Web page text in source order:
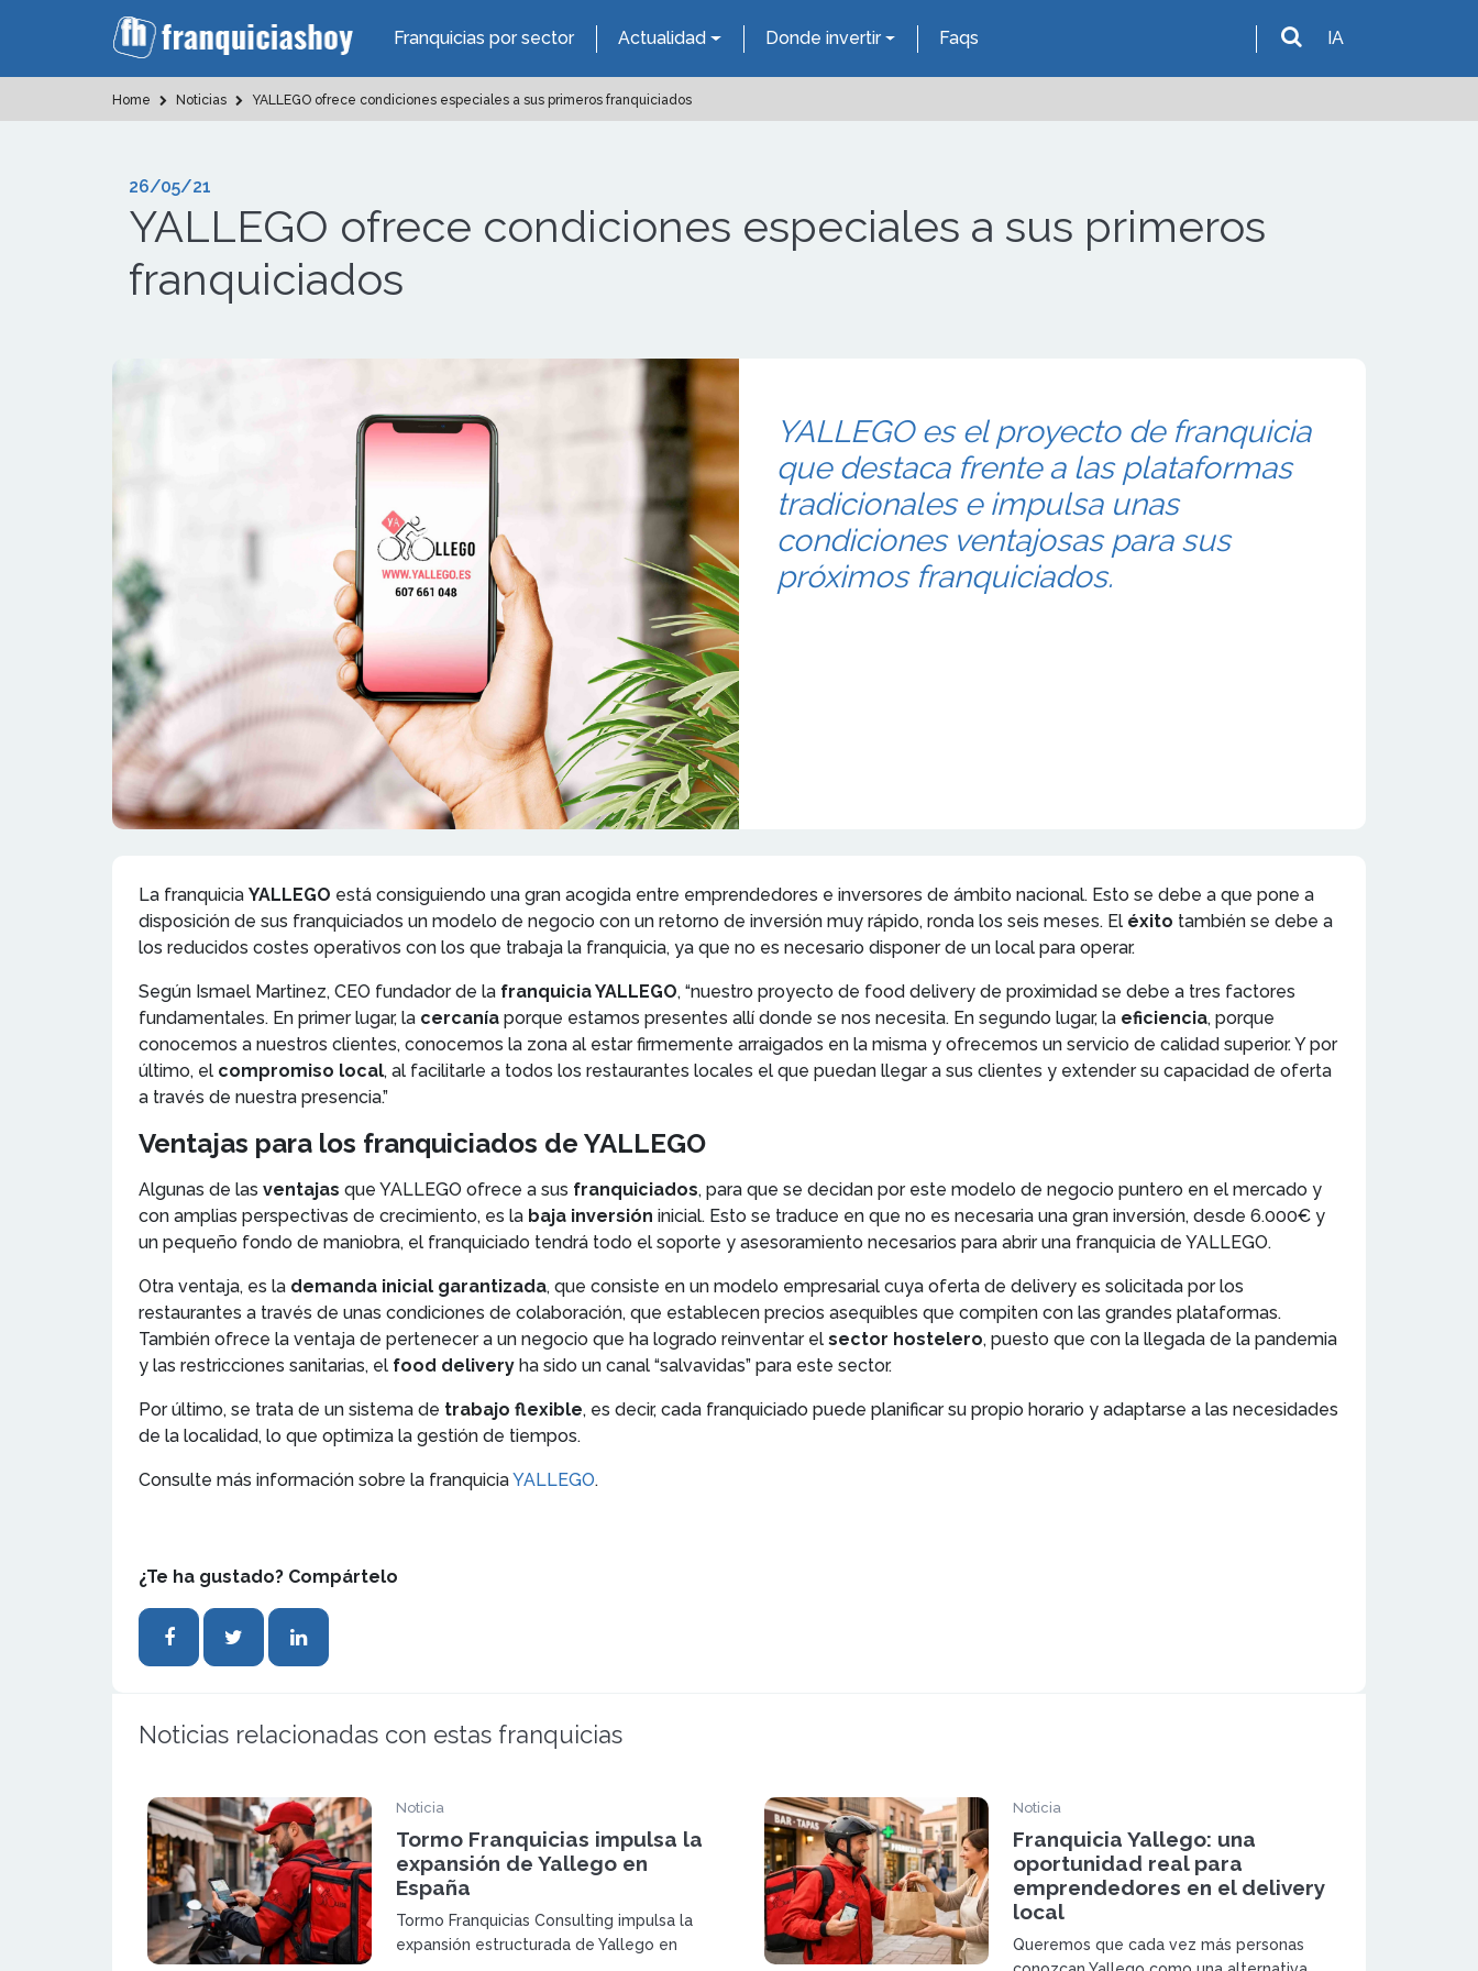
Franquicias por sector Actualidad Donde invertir Faqs IA
Home Noticias YALLEGO ofrece condiciones especiales a sus primeros franquiciados
26/05/21
YALLEGO ofrece condiciones especiales a sus primeros
franquiciados
YALLEGO es el proyecto de franquicia
que destaca frente a las plataformas
tradicionales e impulsa unas
condiciones ventajosas para sus
próximos franquiciados.
La franquicia YALLEGO está consiguiendo una gran acogida entre emprendedores e inversores de ámbito nacional. Esto se debe a que pone a
disposición de sus franquiciados un modelo de negocio con un retorno de inversión muy rápido, ronda los seis meses. El éxito también se debe a
los reducidos costes operativos con los que trabaja la franquicia, ya que no es necesario disponer de un local para operar.
Según Ismael Martinez, CEO fundador de la franquicia YALLEGO, “nuestro proyecto de food delivery de proximidad se debe a tres factores
fundamentales. En primer lugar, la cercanía porque estamos presentes allí donde se nos necesita. En segundo lugar, la eficiencia, porque
conocemos a nuestros clientes, conocemos la zona al estar firmemente arraigados en la misma y ofrecemos un servicio de calidad superior. Y por
último, el compromiso local, al facilitarle a todos los restaurantes locales el que puedan llegar a sus clientes y extender su capacidad de oferta
a través de nuestra presencia.”
Ventajas para los franquiciados de YALLEGO
Algunas de las ventajas que YALLEGO ofrece a sus franquiciados, para que se decidan por este modelo de negocio puntero en el mercado y
con amplias perspectivas de crecimiento, es la baja inversión inicial. Esto se traduce en que no es necesaria una gran inversión, desde 6.000€ y
un pequeño fondo de maniobra, el franquiciado tendrá todo el soporte y asesoramiento necesarios para abrir una franquicia de YALLEGO.
Otra ventaja, es la demanda inicial garantizada, que consiste en un modelo empresarial cuya oferta de delivery es solicitada por los
restaurantes a través de unas condiciones de colaboración, que establecen precios asequibles que compiten con las grandes plataformas.
También ofrece la ventaja de pertenecer a un negocio que ha logrado reinventar el sector hostelero, puesto que con la llegada de la pandemia
y las restricciones sanitarias, el food delivery ha sido un canal “salvavidas” para este sector.
Por último, se trata de un sistema de trabajo flexible, es decir, cada franquiciado puede planificar su propio horario y adaptarse a las necesidades
de la localidad, lo que optimiza la gestión de tiempos.
Consulte más información sobre la franquiciaYALLEGO.
¿Te ha gustado? Compártelo
Noticias relacionadas con estas franquicias
Noticia
Tormo Franquicias impulsa la
expansión de Yallego en
España
Tormo Franquicias Consulting impulsa la
expansión estructurada de Yallego en
Noticia
Franquicia Yallego: una
oportunidad real para
emprendedores en el delivery
local
Queremos que cada vez más personas